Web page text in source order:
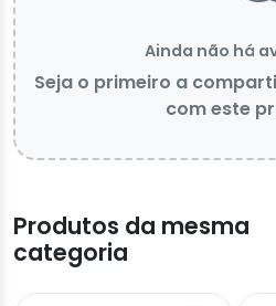
Ainda não há
Seja o primeiro a
com este
Produtos da mesma
categoria